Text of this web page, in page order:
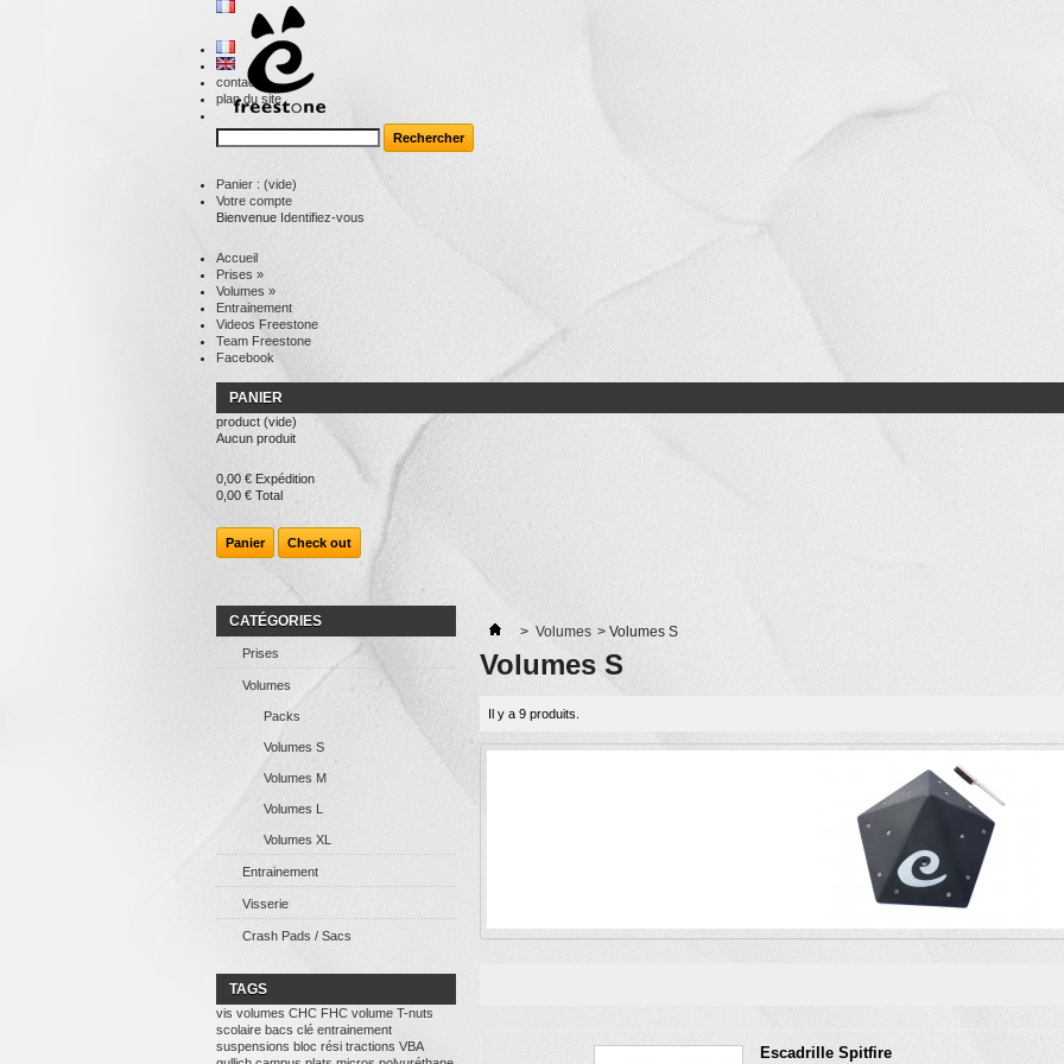
contact
plan du site
Panier : (vide)
Votre compte
Bienvenue Identifiez-vous
Accueil
Prises »
Volumes »
Entrainement
Videos Freestone
Team Freestone
Facebook
PANIER
product (vide)
Aucun produit
0,00 € Expédition
0,00 € Total
Panier Check out
CATÉGORIES
Prises
Volumes
Packs
Volumes S
Volumes M
Volumes L
Volumes XL
Entrainement
Visserie
Crash Pads / Sacs
TAGS
vis volumes CHC FHC volume T-nuts
scolaire bacs clé entrainement
suspensions bloc rési tractions VBA
> Volumes > Volumes S
Volumes S
Il y a 9 produits.
Escadrille Spitfire